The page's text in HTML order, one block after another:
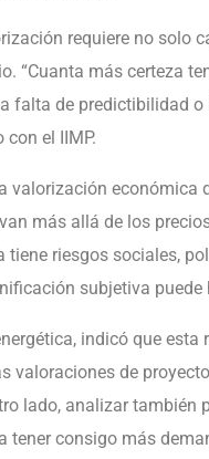
requiere no solo
“Cuanta más certeza
falta de predictibilidad
el IIMP.
valorización
más allá de los
riesgos sociales,
subjetiva
indicó que esta
valoraciones de
lado, analizar también
tener consigo más